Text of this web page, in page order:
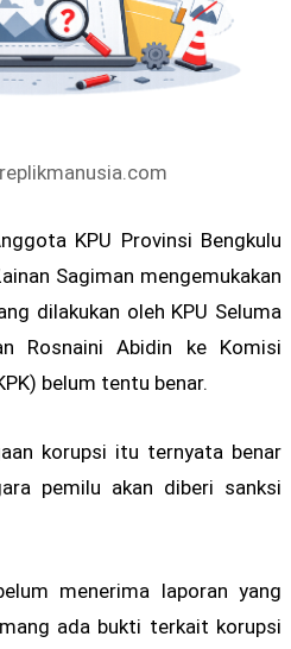
KPU Provinsi Bengkulu
Sagiman mengemukakan
dilakukan oleh KPU Seluma
Rosnaini Abidin ke Komisi
belum tentu benar.
korupsi itu ternyata benar
pemilu akan diberi sanksi
menerima laporan yang
ada bukti terkait korupsi